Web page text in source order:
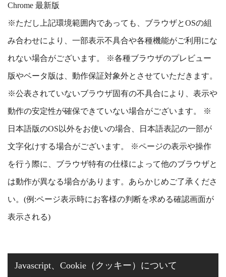
Chrome 最新版
※ただし上記環境範囲内であっても、ブラウザとOSの組
み合わせにより、一部表示不具合や各種機能がご利用にな
れない場合がございます。 ※各種ブラウザのプレビュー
版やベータ版は、動作保証対象外とさせていただきます。
※公表されていないブラウザ固有の不具合により、表示や
動作の安定性が確保できていない場合がございます。 ※
日本語版のOS以外をお使いの場合、日本語表記の一部が
文字化けする場合がございます。 ※ページの表示や操作
を行う際に、ブラウザ特有の仕様によって他のブラウザと
は動作が異なる場合があります。あらかじめご了承くださ
い。(例:ページ表示時にお客様の判断を求める確認画面が
表示される)
Javascript、Cookie（クッキー）について